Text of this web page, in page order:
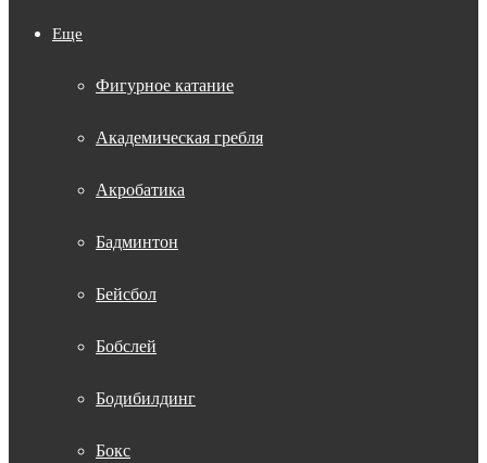
Еще
Фигурное катание
Академическая гребля
Акробатика
Бадминтон
Бейсбол
Бобслей
Бодибилдинг
Бокс